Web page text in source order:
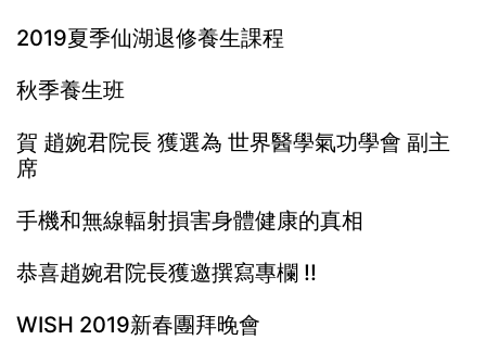
2019夏季仙湖退修養生課程
秋季養生班
賀 趙婉君院長 獲選為 世界醫學氣功學會 副主
席
手機和無線輻射損害身體健康的真相
恭喜趙婉君院長獲邀撰寫專欄 !!
WISH 2019新春團拜晚會